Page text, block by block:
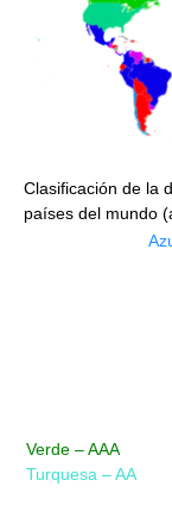
Clasificación de la
países del mundo
Verde – AAA
Turquesa – AA